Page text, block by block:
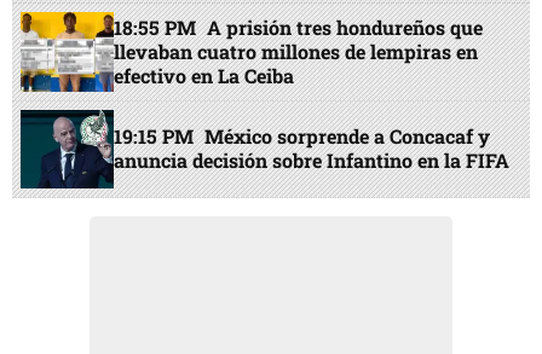
18:55 PM A prisión tres hondureños que
llevaban cuatro millones de lempiras en
efectivo en La Ceiba
19:15 PM México sorprende a Concacaf y
anuncia decisión sobre Infantino en la FIFA